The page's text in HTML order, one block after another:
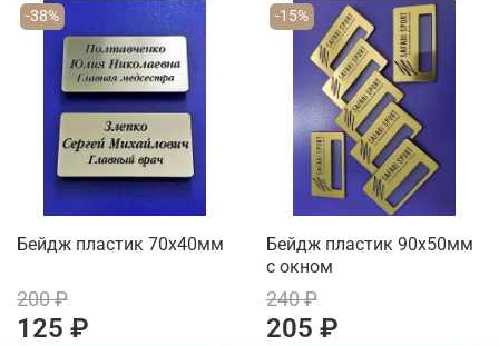
-38%
Бейдж пластик 70х40мм
200 ₽
125 ₽
-15%
Бейдж пластик 90х50мм
с окном
240 ₽
205 ₽